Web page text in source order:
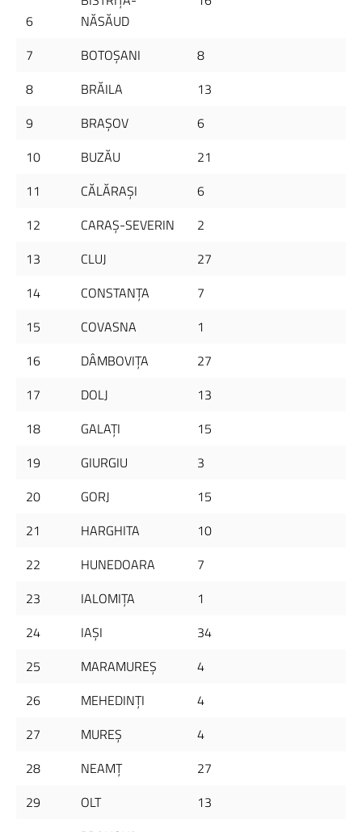
6
NĂSĂUD
7 BOTOŞANI
8
8
BRĂILA
13
9
BRAŞOV
6
10
BUZĂU
21
11
CĂLĂRAŞI
6
12
CARAŞ-SEVERIN
2
13
CLUJ
27
14
CONSTANŢA
7
15
COVASNA
1
16
DÂMBOVIŢA
27
17
DOLJ
13
18
GALAŢI
15
19
GIURGIU
3
20
GORJ
15
21
HARGHITA
10
22
HUNEDOARA
7
23
IALOMIŢA
1
24
IAŞI
34
25
MARAMUREŞ
4
26
MEHEDINŢI
4
27
MUREŞ
4
28
NEAMŢ
27
29
OLT
13